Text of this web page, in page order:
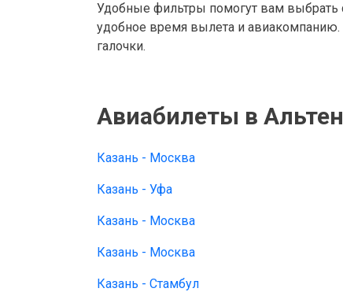
Удобные фильтры помогут вам
удобное время вылета и авиакомпанию.
галочки.
Авиабилеты в
Казань - Москва
Казань - Уфа
Казань - Москва
Казань - Москва
Казань - Стамбул